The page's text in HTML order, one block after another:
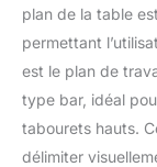
plan de la table
permettant
est le plan de
type bar, idéal
tabourets hauts.
délimiter